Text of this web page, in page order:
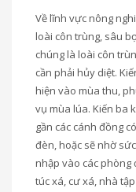
Về lĩnh vực nông
loài côn trùng, sâu
chúng là loài côn
cần phải hủy diệt.
hiện vào mùa thu,
vụ mùa lúa. Kiến ba
gần các cánh đồng
đèn, hoặc sẽ nhờ
nhập vào các phòng
túc xá, cư xá, nhà